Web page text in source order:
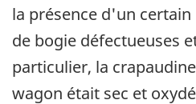
la présence d'un
de bogie défectueuses
particulier, la
wagon était sec et